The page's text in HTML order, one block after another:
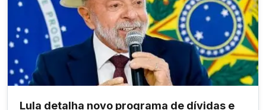
Lula detalha novo programa de dívidas e